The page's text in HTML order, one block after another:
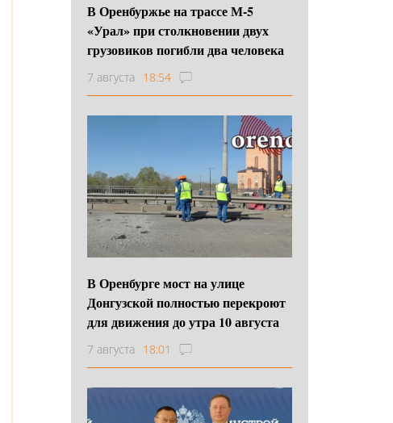
В Оренбуржье на трассе М-5
«Урал» при столкновении двух
грузовиков погибли два человека
7 августа 18:54
В Оренбурге мост на улице
Донгузской полностью перекроют
для движения до утра 10 августа
7 августа 18:01